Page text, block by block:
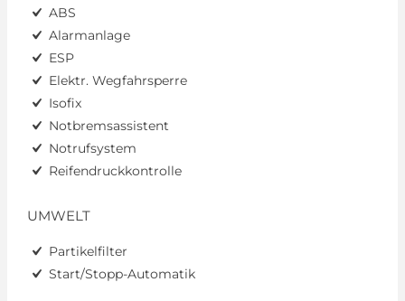
ABS
Alarmanlage
ESP
Elektr. Wegfahrsperre
Isofix
Notbremsassistent
Notrufsystem
Reifendruckkontrolle
UMWELT
Partikelfilter
Start/Stopp-Automatik